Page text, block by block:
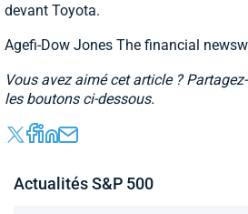
devant Toyota.
Agefi-Dow Jones The financial
Vous avez aimé cet article ?
les boutons ci-dessous.
Actualités S&P 500